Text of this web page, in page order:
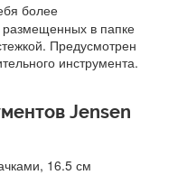
более
размещенных в папке
Предусмотрен
инструмента.
Jensen
16.5 см